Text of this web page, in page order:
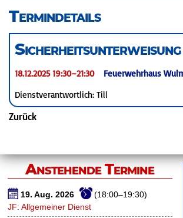
Termindetails
18.12.2025 19:30–21:30
Feuerwehrhaus
Dienstverantwortlich: Till
Zurück
Anstehende Termine
19. Aug. 2026
(18:00–19:30)
JF: Allgemeiner Dienst